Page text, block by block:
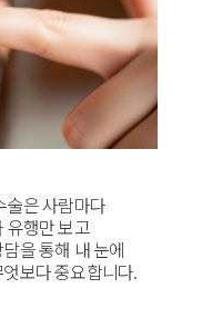
술은 사람마다
유행만 보고
을 통해 내 눈에
보다 중요합니다.